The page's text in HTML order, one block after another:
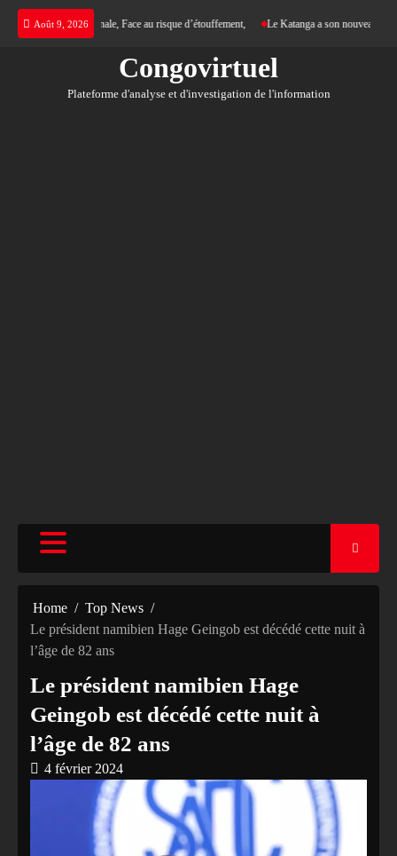
Skip
Août 9, 2026
internationale, Face au risque d’étouffement, Le Katanga a son nouveau Roi des
Congovirtuel
Plateforme d'analyse et d'investigation de l'information
Home
Top News
Le président namibien Hage Geingob est décédé cette nuit à
l’âge de 82 ans
Le président namibien Hage
Geingob est décédé cette nuit à
l’âge de 82 ans
4 février 2024